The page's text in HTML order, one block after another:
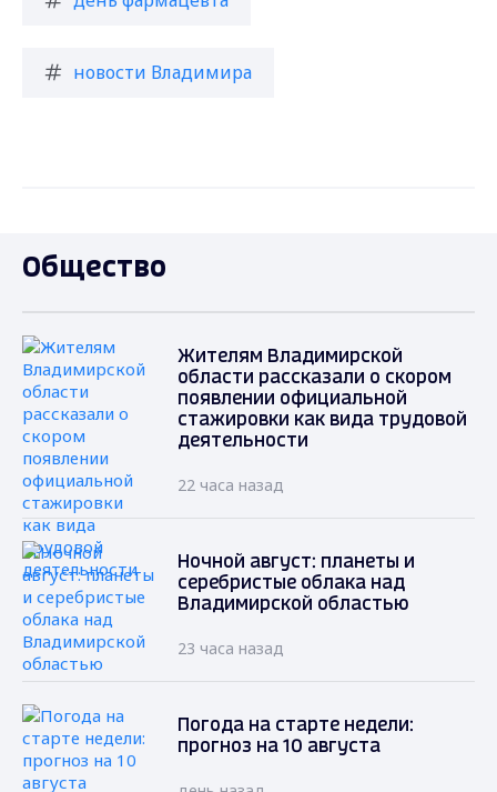
новости Владимира
Общество
Жителям Владимирской
области рассказали о скором
появлении официальной
стажировки как вида трудовой
деятельности
22 часа назад
Ночной август: планеты и
серебристые облака над
Владимирской областью
23 часа назад
Погода на старте недели:
прогноз на 10 августа